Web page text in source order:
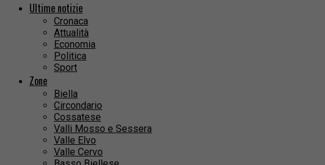
Ultime notizie
Cronaca
Attualità
Economia
Politica
Sport
Zone
Biella
Circondario
Cossatese
Valli Mosso e Sessera
Valle Elvo
Valle Cervo